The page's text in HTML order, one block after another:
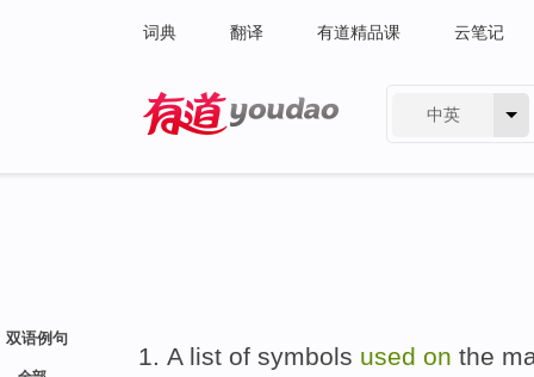
词典 翻译 有道精品课 云笔记
中英
双语例句
A list of symbols used on the